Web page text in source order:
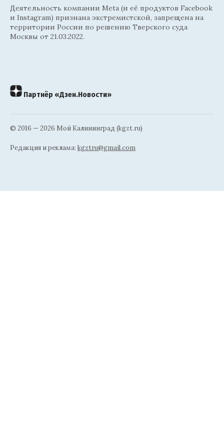
Деятельность компании Meta (и её продуктов Facebook
и Instagram) признана экстремистской, запрещена на
территории России по решению Тверского суда
Москвы от 21.03.2022.
Партнёр «Дзен.Новости»
© 2016 — 2026 Мой Калининград (kgzt.ru)
Редакция и реклама: kgztru@gmail.com